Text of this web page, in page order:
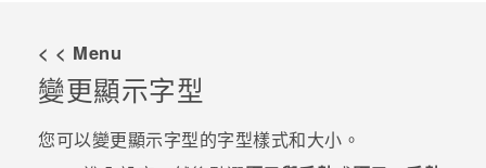
配件
< < Menu
變更顯示字型
您可以變更顯示字型的字型樣式和大小。